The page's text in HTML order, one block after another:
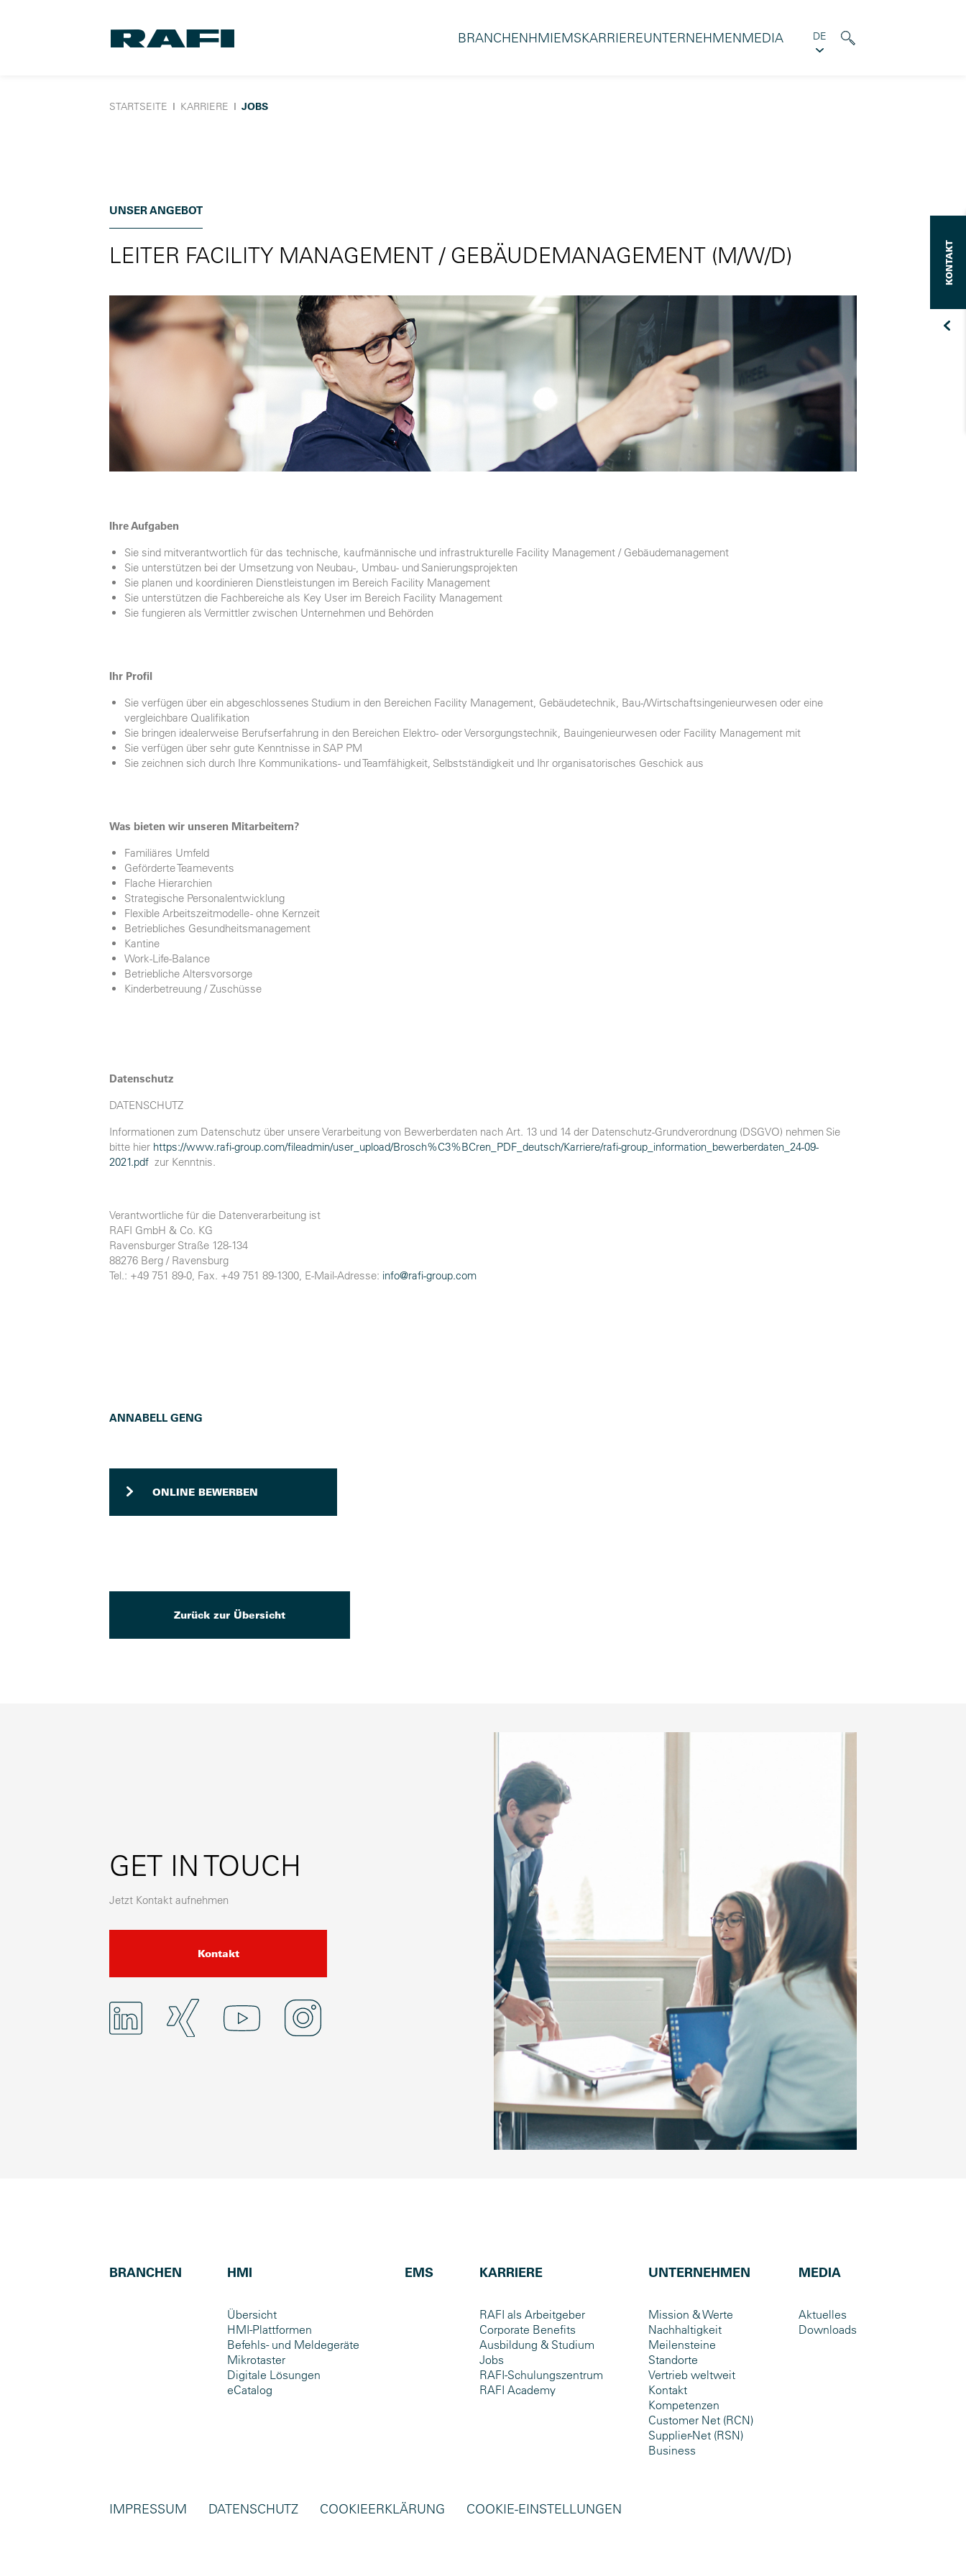
BRANCHENHMIEMSKARRIEREUNTERNEHMENMEDIA DE
STARTSEITE Ι KARRIERE Ι JOBS
KONTAKT
UNSER ANGEBOT
LEITER FACILITY MANAGEMENT / GEBÄUDEMANAGEMENT (M/W/D)
Ihre Aufgaben
Sie sind mitverantwortlich für das technische, kaufmännische und infrastrukturelle Facility Management / Gebäudemanagement
Sie unterstützen bei der Umsetzung von Neubau-, Umbau- und Sanierungsprojekten
Sie planen und koordinieren Dienstleistungen im Bereich Facility Management
Sie unterstützen die Fachbereiche als Key User im Bereich Facility Management
Sie fungieren als Vermittler zwischen Unternehmen und Behörden
Ihr Profil
Sie verfügen über ein abgeschlossenes Studium in den Bereichen Facility Management, Gebäudetechnik, Bau-/Wirtschaftsingenieurwesen oder eine
vergleichbare Qualifikation
Sie bringen idealerweise Berufserfahrung in den Bereichen Elektro- oder Versorgungstechnik, Bauingenieurwesen oder Facility Management mit
Sie verfügen über sehr gute Kenntnisse in SAP PM
Sie zeichnen sich durch Ihre Kommunikations- und Teamfähigkeit, Selbstständigkeit und Ihr organisatorisches Geschick aus
Was bieten wir unseren Mitarbeitern?
Familiäres Umfeld
Geförderte Teamevents
Flache Hierarchien
Strategische Personalentwicklung
Flexible Arbeitszeitmodelle - ohne Kernzeit
Betriebliches Gesundheitsmanagement
Kantine
Work-Life-Balance
Betriebliche Altersvorsorge
Kinderbetreuung / Zuschüsse
Datenschutz
DATENSCHUTZ
Informationen zum Datenschutz über unsere Verarbeitung von Bewerberdaten nach Art. 13 und 14 der Datenschutz-Grundverordnung (DSGVO) nehmen Sie
bitte hier https://www.rafi-group.com/fileadmin/user_upload/Brosch%C3%BCren_PDF_deutsch/Karriere/rafi-group_information_bewerberdaten_24-09-
2021.pdf zur Kenntnis.
Verantwortliche für die Datenverarbeitung ist
RAFI GmbH & Co. KG
Ravensburger Straße 128-134
88276 Berg / Ravensburg
Tel.: +49 751 89-0, Fax. +49 751 89-1300, E-Mail-Adresse: info@rafi-group.com
ANNABELL GENG
ONLINE BEWERBEN
Zurück zur Übersicht
GET IN TOUCH
Jetzt Kontakt aufnehmen
Kontakt
BRANCHEN HMI
Übersicht
HMI-Plattformen
Befehls- und Meldegeräte
Mikrotaster
Digitale Lösungen
eCatalog
EMS KARRIERE
RAFI als Arbeitgeber
Corporate Benefits
Ausbildung & Studium
Jobs
RAFI-Schulungszentrum
RAFI Academy
UNTERNEHMEN
Mission & Werte
Nachhaltigkeit
Meilensteine
Standorte
Vertrieb weltweit
Kontakt
Kompetenzen
Customer Net (RCN)
Supplier-Net (RSN)
Business
MEDIA
Aktuelles
Downloads
IMPRESSUM DATENSCHUTZ COOKIEERKLÄRUNG COOKIE-EINSTELLUNGEN